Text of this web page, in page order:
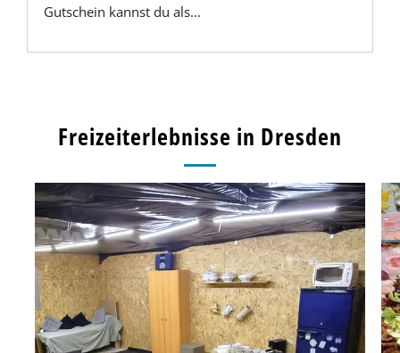
Gutschein kannst du als...
Freizeiterlebnisse in Dresden